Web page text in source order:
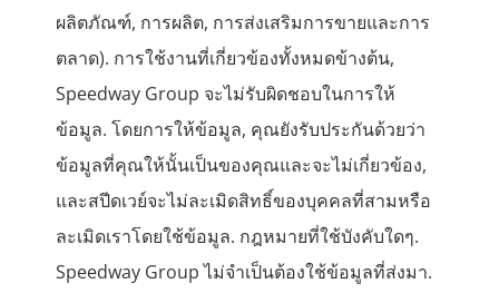
ผลิตภัณฑ์, การผลิต, การส่งเสริมการขายและการ
ตลาด). การใช้งานที่เกี่ยวข้องทั้งหมดข้างต้น,
Speedway Group จะไม่รับผิดชอบในการให้
ข้อมูล. โดยการให้ข้อมูล, คุณยังรับประกันด้วยว่า
ข้อมูลที่คุณให้นั้นเป็นของคุณและจะไม่เกี่ยวข้อง,
และสปีดเวย์จะไม่ละเมิดสิทธิ์ของบุคคลที่สามหรือ
ละเมิดเราโดยใช้ข้อมูล. กฎหมายที่ใช้บังคับใดๆ.
Speedway Group ไม่จำเป็นต้องใช้ข้อมูลที่ส่งมา.